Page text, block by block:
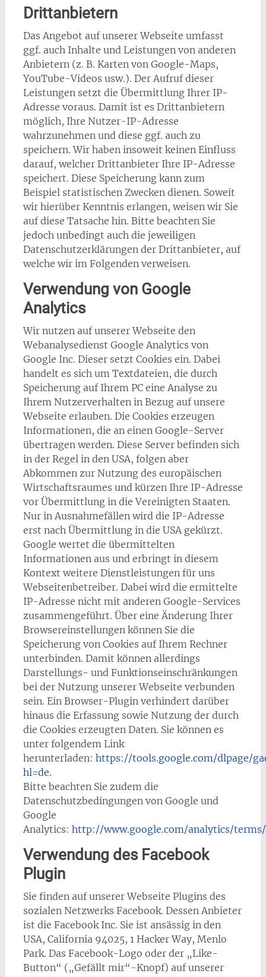
Drittanbietern
Das Angebot auf unserer Webseite umfasst
ggf. auch Inhalte und Leistungen von anderen
Anbietern (z. B. Karten von Google-Maps,
YouTube-Videos usw.). Der Aufruf dieser
Leistungen setzt die Übermittlung Ihrer IP-
Adresse voraus. Damit ist es Drittanbietern
möglich, Ihre Nutzer-IP-Adresse
wahrzunehmen und diese ggf. auch zu
speichern. Wir haben insoweit keinen Einfluss
darauf, welcher Drittanbieter Ihre IP-Adresse
speichert. Diese Speicherung kann zum
Beispiel statistischen Zwecken dienen. Soweit
wir hierüber Kenntnis erlangen, weisen wir Sie
auf diese Tatsache hin. Bitte beachten Sie
jedoch unbedingt auch die jeweiligen
Datenschutzerklärungen der Drittanbieter, auf
welche wir im Folgenden verweisen.
Verwendung von Google
Analytics
Wir nutzen auf unserer Webseite den
Webanalysedienst Google Analytics von
Google Inc. Dieser setzt Cookies ein. Dabei
handelt es sich um Textdateien, die durch
Speicherung auf Ihrem PC eine Analyse zu
Ihrem Nutzerverhalten in Bezug auf unsere
Webseite erlauben. Die Cookies erzeugen
Informationen, die an einen Google-Server
übertragen werden. Diese Server befinden sich
in der Regel in den USA, folgen aber
Abkommen zur Nutzung des europäischen
Wirtschaftsraumes und kürzen Ihre IP-Adresse
vor Übermittlung in die Vereinigten Staaten.
Nur in Ausnahmefällen wird die IP-Adresse
erst nach Übermittlung in die USA gekürzt.
Google wertet die übermittelten
Informationen aus und erbringt in diesem
Kontext weitere Dienstleistungen für uns
Webseitenbetreiber. Dabei wird die ermittelte
IP-Adresse nicht mit anderen Google-Services
zusammengeführt. Über eine Änderung Ihrer
Browsereinstellungen können Sie die
Speicherung von Cookies auf Ihrem Rechner
unterbinden. Damit können allerdings
Darstellungs- und Funktionseinschränkungen
bei der Nutzung unserer Webseite verbunden
sein. Ein Browser-Plugin verhindert darüber
hinaus die Erfassung sowie Nutzung der durch
die Cookies erzeugten Daten. Sie können es
unter folgendem Link
herunterladen: https://tools.google.com/dlpage/
hl=de.
Bitte beachten Sie zudem die
Datenschutzbedingungen von Google und
Google
Analytics: http://www.google.com/analytics/
Verwendung des Facebook
Plugin
Sie finden auf unserer Webseite Plugins des
sozialen Netzwerks Facebook. Dessen Anbieter
ist die Facebook Inc. Sie ist ansässig in den
USA, California 94025, 1 Hacker Way, Menlo
Park. Das Facebook-Logo oder der „Like-
Button“ („Gefällt mir“-Knopf) auf unserer